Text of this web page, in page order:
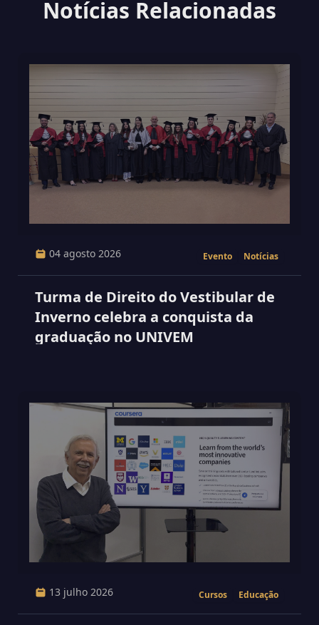
Notícias Relacionadas
04 agosto 2026 Evento Notícias
Turma de Direito do Vestibular de
Inverno celebra a conquista da
graduação no UNIVEM
13 julho 2026 Cursos Educação